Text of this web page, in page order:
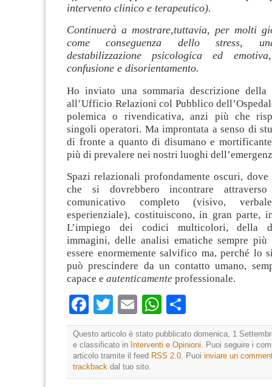
intervento clinico e terapeutico).
Continuerà a mostrare,tuttavia, per molti
come conseguenza dello stress,
destabilizzazione psicologica ed
confusione e disorientamento.
Ho inviato una sommaria descrizione della
all’Ufficio Relazioni col Pubblico
polemica o rivendicativa, anzi più che
singoli operatori. Ma improntata a senso di
di fronte a quanto di disumano e
più di prevalere nei nostri luoghi
Spazi relazionali profondamente oscuri,
che si dovrebbero incontrare
comunicativo completo (visivo,
esperienziale), costituiscono, in gran parte,
L’impiego dei codici multicolori, della
immagini, delle analisi ematiche sempre più
essere enormemente salvifico ma, perché lo
può prescindere da un contatto umano,
capace e autenticamente professionale.
Facebook
TwitterEmailWhatsApp
Questo articolo è stato pubblicato domenica, 1
e classificato in Interventi e Opinioni. Puoi seguire i
articolo tramite il feed RSS 2.0. Puoi inviare un
trackback dal tuo sito.